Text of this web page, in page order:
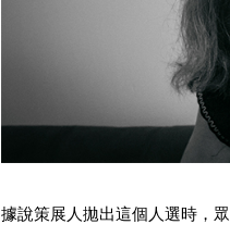
據說策展人拋出這個人選時，